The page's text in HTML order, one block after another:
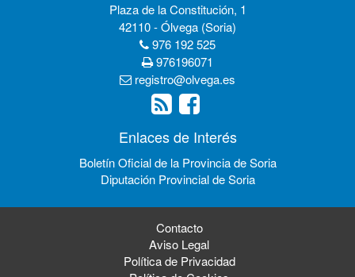
Plaza de la Constitución, 1
42110 - Ólvega (Soria)
976 192 525
976196071
registro@olvega.es
Enlaces de Interés
Boletín Oficial de la Provincia de Soria
Diputación Provincial de Soria
Contacto
Aviso Legal
Política de Privacidad